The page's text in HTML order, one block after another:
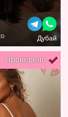
Дубай
Проверено